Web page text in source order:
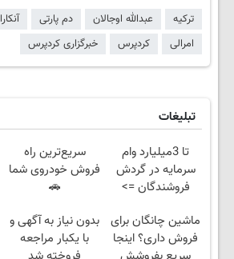
ترکیه عبدالله اوجالان دم پارتی آنکارا
امرالی
کردپرس خبرگزاری کردپرس
تبلیغات
تا 3میلیارد وام
سرمایه در گردش
فروشندگان =>
کن
سریع‌ترین راه
فروش خودروی شما
🚗
ماشین چانگان برای
فروش داری؟ اینجا
بدون نیاز به آگهی و
با یکبار مراجعه